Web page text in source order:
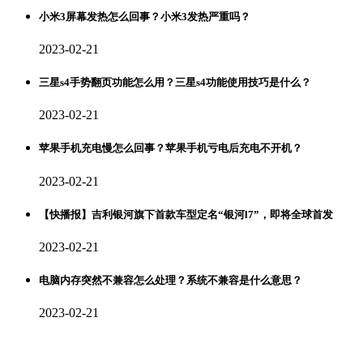
小米3屏幕发热怎么回事？小米3发热严重吗？
2023-02-21
三星s4手势翻页功能怎么用？三星s4功能使用技巧是什么？
2023-02-21
苹果手机充电慢怎么回事？苹果手机亏电后充电不开机？
2023-02-21
【快播报】吉利银河旗下首款车型定名“银河l7”，即将全球首发
2023-02-21
电脑内存突然不兼容怎么处理？系统不兼容是什么意思？
2023-02-21